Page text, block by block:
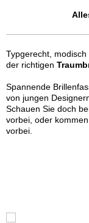
Typgerecht,
der richtigen
Spannende
von jungen
Schauen Sie doch
vorbei, oder
vorbei.